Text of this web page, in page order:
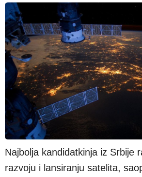
Najbolja kandidatkinja iz Srbije
razvoju i lansiranju satelita,